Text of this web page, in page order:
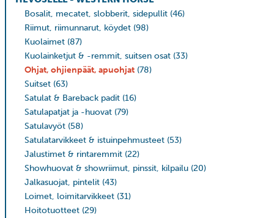
Bosalit, mecatet, slobberit, sidepullit (46)
Riimut, riimunnarut, köydet (98)
Kuolaimet (87)
Kuolainketjut & -remmit, suitsen osat (33)
Ohjat, ohjienpäät, apuohjat (78)
Suitset (63)
Satulat & Bareback padit (16)
Satulapatjat ja -huovat (79)
Satulavyöt (58)
Satulatarvikkeet & istuinpehmusteet (53)
Jalustimet & rintaremmit (22)
Showhuovat & showriimut, pinssit, kilpailu (20)
Jalkasuojat, pintelit (43)
Loimet, loimitarvikkeet (31)
Hoitotuotteet (29)